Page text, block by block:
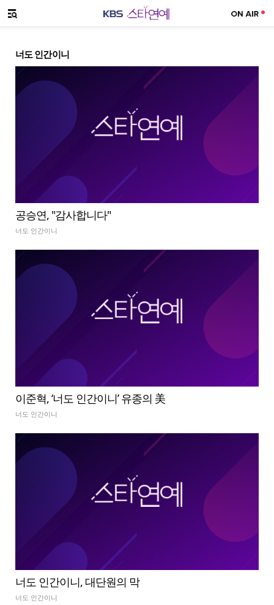
메뉴 열기
너도 인간이니
공승연, "감사합니다"
너도 인간이니
이준혁, ‘너도 인간이니’ 유종의 美
너도 인간이니
너도 인간이니, 대단원의 막
너도 인간이니